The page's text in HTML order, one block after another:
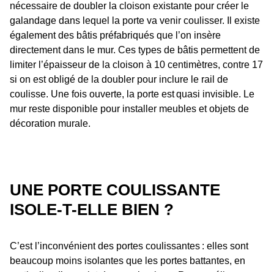
nécessaire de doubler la cloison existante pour créer le
galandage dans lequel la porte va venir coulisser. Il existe
également des bâtis préfabriqués que l’on insère
directement dans le mur. Ces types de bâtis permettent de
limiter l’épaisseur de la cloison à 10 centimètres, contre 17
si on est obligé de la doubler pour inclure le rail de
coulisse. Une fois ouverte, la porte est quasi invisible. Le
mur reste disponible pour installer meubles et objets de
décoration murale.
UNE PORTE COULISSANTE
ISOLE-T-ELLE BIEN ?
C’est l’inconvénient des portes coulissantes : elles sont
beaucoup moins isolantes que les portes battantes, en